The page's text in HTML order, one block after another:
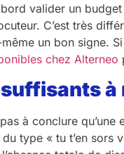
valider un
C’est très
un bon signe.
chez Alterneo
à
à conclure
type « tu t’en